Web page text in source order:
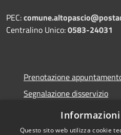
PEC:
Centralino Unico:0583-24031
Prenotazione
Segnalazione disservizio
Leggi le FAQ
Richiesta assistenza
Questo sito web utilizza cookie